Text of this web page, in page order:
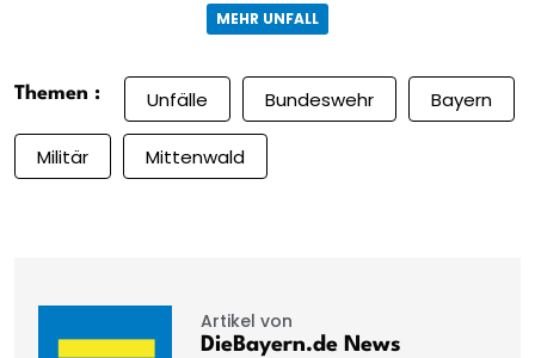
MEHR UNFALL
Themen : Unfälle Bundeswehr Bayern
Militär Mittenwald
Artikel von
DieBayern.de News